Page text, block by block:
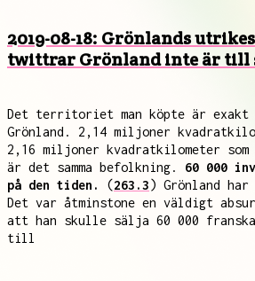
2019-08-18: Grönlands
twittrar Grönland inte är till
Det territoriet man köpte är
Grönland. 2,14 miljoner
2,16 miljoner kvadratkilometer som
är det samma befolkning. 60 000
på den tiden.
(263.3) Grönland har
Det var åtminstone en väldigt
att han skulle sälja 60 000
till